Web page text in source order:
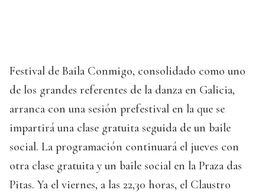
Festival de Baila Conmigo, consolidado como uno
de los grandes referentes de la danza en Galicia,
arranca con una sesión prefestival en la que se
impartirá una clase gratuita seguida de un baile
social. La programación continuará el jueves con
otra clase gratuita y un baile social en la Praza das
Pitas. Ya el viernes, a las 22,30 horas, el Claustro